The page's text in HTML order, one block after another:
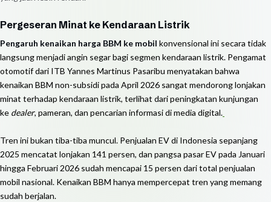
Pergeseran Minat ke Kendaraan Listrik
Pengaruh kenaikan harga BBM ke mobil konvensional ini secara tidak
langsung menjadi angin segar bagi segmen kendaraan listrik. Pengamat
otomotif dari ITB Yannes Martinus Pasaribu menyatakan bahwa
kenaikan BBM non-subsidi pada April 2026 sangat mendorong lonjakan
minat terhadap kendaraan listrik, terlihat dari peningkatan kunjungan
ke dealer, pameran, dan pencarian informasi di media digital.
Tren ini bukan tiba-tiba muncul. Penjualan EV di Indonesia sepanjang
2025 mencatat lonjakan 141 persen, dan pangsa pasar EV pada Januari
hingga Februari 2026 sudah mencapai 15 persen dari total penjualan
mobil nasional. Kenaikan BBM hanya mempercepat tren yang memang
sudah berjalan.